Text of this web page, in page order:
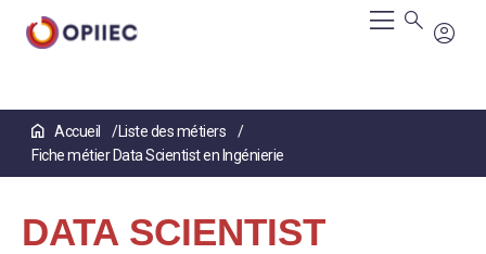
contenu
principal
Accueil
Liste des métiers
Fiche métier Data Scientist en Ingénierie
DATA SCIENTIST